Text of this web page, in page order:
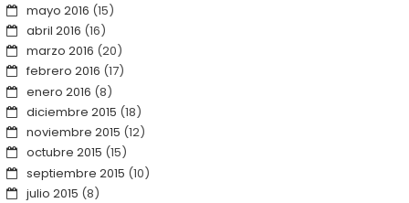
mayo 2016 (15)
abril 2016 (16)
marzo 2016 (20)
febrero 2016 (17)
enero 2016 (8)
diciembre 2015 (18)
noviembre 2015 (12)
octubre 2015 (15)
septiembre 2015 (10)
julio 2015 (8)